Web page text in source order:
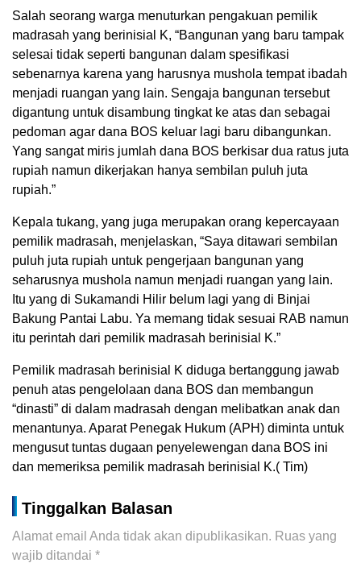
Salah seorang warga menuturkan pengakuan pemilik
madrasah yang berinisial K, “Bangunan yang baru tampak
selesai tidak seperti bangunan dalam spesifikasi
sebenarnya karena yang harusnya mushola tempat ibadah
menjadi ruangan yang lain. Sengaja bangunan tersebut
digantung untuk disambung tingkat ke atas dan sebagai
pedoman agar dana BOS keluar lagi baru dibangunkan.
Yang sangat miris jumlah dana BOS berkisar dua ratus juta
rupiah namun dikerjakan hanya sembilan puluh juta
rupiah.”
Kepala tukang, yang juga merupakan orang kepercayaan
pemilik madrasah, menjelaskan, “Saya ditawari sembilan
puluh juta rupiah untuk pengerjaan bangunan yang
seharusnya mushola namun menjadi ruangan yang lain.
Itu yang di Sukamandi Hilir belum lagi yang di Binjai
Bakung Pantai Labu. Ya memang tidak sesuai RAB namun
itu perintah dari pemilik madrasah berinisial K.”
Pemilik madrasah berinisial K diduga bertanggung jawab
penuh atas pengelolaan dana BOS dan membangun
“dinasti” di dalam madrasah dengan melibatkan anak dan
menantunya. Aparat Penegak Hukum (APH) diminta untuk
mengusut tuntas dugaan penyelewengan dana BOS ini
dan memeriksa pemilik madrasah berinisial K.( Tim)
Tinggalkan Balasan
Alamat email Anda tidak akan dipublikasikan. Ruas yang
wajib ditandai *